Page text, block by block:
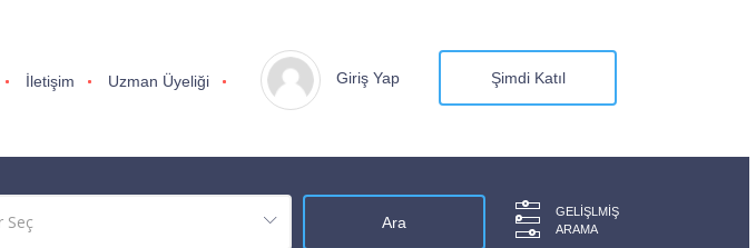
İletişim Uzman Üyeliği Giriş Yap Şimdi Katıl
GELIŞLMIŞ
ARAMA